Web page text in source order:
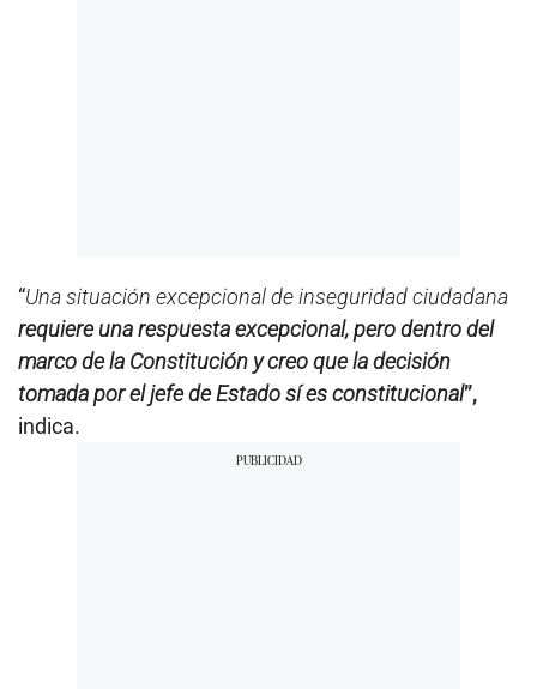
“Una situación excepcional de inseguridad ciudadana
requiere una respuesta excepcional, pero dentro del
marco de la Constitución y creo que la decisión
tomada por el jefe de Estado sí es constitucional”,
indica.